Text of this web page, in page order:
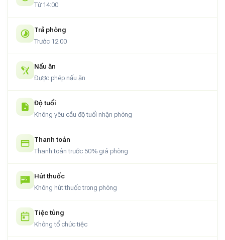
Từ 14:00
Trả phòng
Trước 12:00
Nấu ăn
Được phép nấu ăn
Độ tuổi
Không yêu cầu độ tuổi nhận phòng
Thanh toán
Thanh toán trước 50% giá phòng
Hút thuốc
Không hút thuốc trong phòng
Tiệc tùng
Không tổ chức tiệc